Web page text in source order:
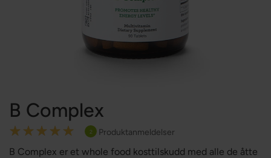
B Complex
Rating:
100
% of100
2 Produktanmeldelser
B Complex er et whole food kosttilskudd med alle de åtte